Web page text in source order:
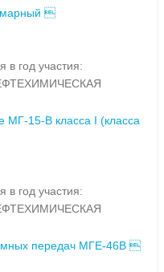

в год участия:
МГ-15-В класса I (класса
в год участия:
передач МГЕ-46В 